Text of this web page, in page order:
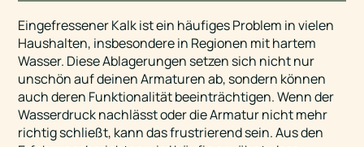
Eingefressener Kalk ist ein häufiges Problem in vielen
Haushalten, insbesondere in Regionen mit hartem
Wasser. Diese Ablagerungen setzen sich nicht nur
unschön auf deinen Armaturen ab, sondern können
auch deren Funktionalität beeinträchtigen. Wenn der
Wasserdruck nachlässt oder die Armatur nicht mehr
richtig schließt, kann das frustrierend sein. Aus den